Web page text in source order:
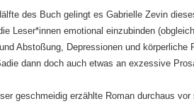
des Buch gelingt es Gabrielle Zevin
Leser*innen emotional einzubinden
Abstoßung, Depressionen und körperliche
dann doch auch etwas an exzessive
geschmeidig erzählte Roman durchaus